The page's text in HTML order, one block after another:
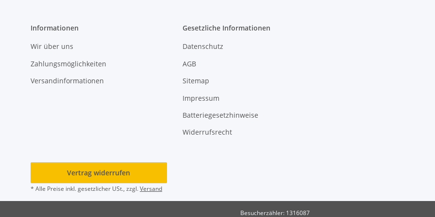
Informationen
Wir über uns
Zahlungsmöglichkeiten
Versandinformationen
Gesetzliche Informationen
Datenschutz
AGB
Sitemap
Impressum
Batteriegesetzhinweise
Widerrufsrecht
Vertrag widerrufen
* Alle Preise inkl. gesetzlicher USt., zzgl.Versand
Besucherzähler: 1316087